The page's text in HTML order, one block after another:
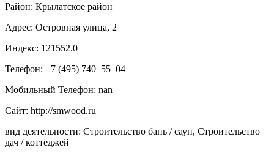
Район: Крылатское район
Адрес: Островная улица, 2
Индекс: 121552.0
Телефон: +7 (495) 740‒55‒04
Мобильный Телефон: nan
Сайт: http://smwood.ru
вид деятельности: Строительство бань / саун, Строительство
дач / коттеджей